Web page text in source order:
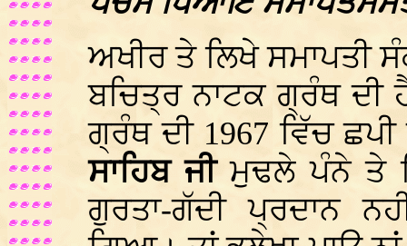
ਅਖੀਰ ਤੇ ਲਿਖੇ ਸਮਾਪਤੀ
ਬਚਿਤ੍ਰ ਨਾਟਕ ਗ੍ਰੰਥ
ਗ੍ਰੰਥ ਦੀ 1967 ਵਿੱਚ ਛਪੀ
ਸਾਹਿਬ ਜੀਮੁਢਲੇ ਪੰਨੇ ਤੇ
ਗੁਰਤਾ-ਗੱਦੀ ਪ੍ਰਦਾਨ